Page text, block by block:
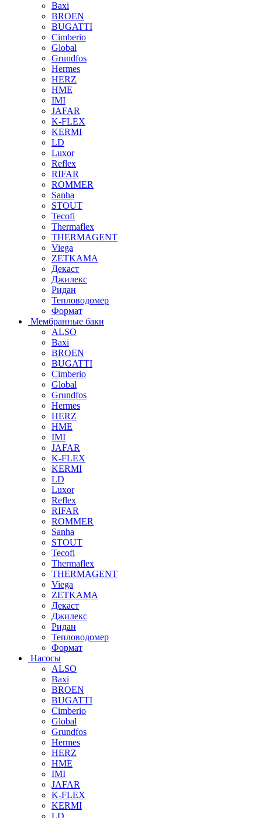
Baxi
BROEN
BUGATTI
Cimberio
Global
Grundfos
Hermes
HERZ
HME
IMI
JAFAR
K-FLEX
KERMI
LD
Luxor
Reflex
RIFAR
ROMMER
Sanha
STOUT
Tecofi
Thermaflex
THERMAGENT
Viega
ZETKAMA
Декаст
Джилекс
Ридан
Тепловодомер
Формат
Мембранные баки
ALSO
Baxi
BROEN
BUGATTI
Cimberio
Global
Grundfos
Hermes
HERZ
HME
IMI
JAFAR
K-FLEX
KERMI
LD
Luxor
Reflex
RIFAR
ROMMER
Sanha
STOUT
Tecofi
Thermaflex
THERMAGENT
Viega
ZETKAMA
Декаст
Джилекс
Ридан
Тепловодомер
Формат
Насосы
ALSO
Baxi
BROEN
BUGATTI
Cimberio
Global
Grundfos
Hermes
HERZ
HME
IMI
JAFAR
K-FLEX
KERMI
LD